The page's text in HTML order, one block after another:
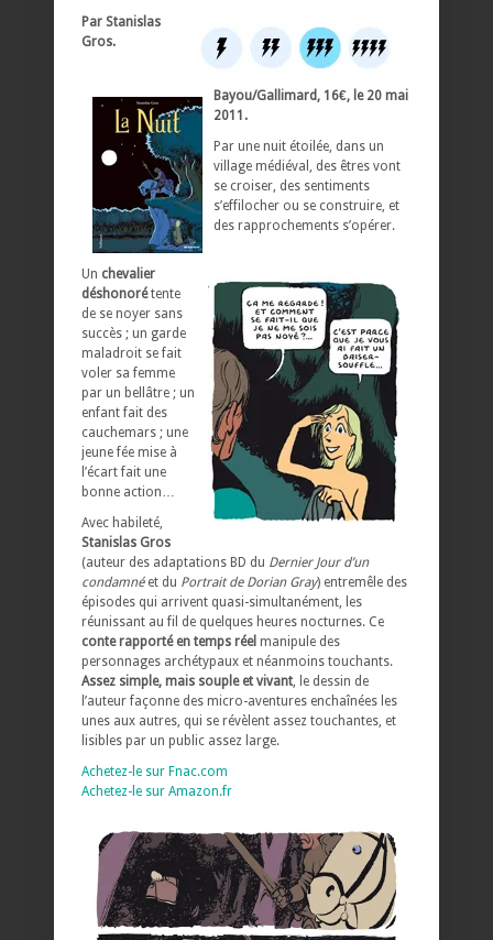
Par Stanislas
Gros.
Bayou/Gallimard, 16€, le 20 mai
2011.
Par une nuit étoilée, dans un
village médiéval, des êtres vont
se croiser, des sentiments
s’effilocher ou se construire, et
des rapprochements s’opérer.
Un chevalier
déshonorétente
de se noyer sans
succès ; un garde
maladroit se fait
voler sa femme
par un bellâtre ; un
enfant fait des
cauchemars ; une
jeune fée mise à
l’écart fait une
bonne action…
Avec habileté,
Stanislas Gros
(auteur des adaptations BD du Dernier Jour d’un
condamnéet du Portrait de Dorian Gray) entremêle des
épisodes qui arrivent quasi-simultanément, les
réunissant au fil de quelques heures nocturnes. Ce
conte rapporté en temps réel manipule des
personnages archétypaux et néanmoins touchants.
Assez simple, mais souple et vivant , le dessin de
l’auteur façonne des micro-aventures enchaînées les
unes aux autres, qui se révèlent assez touchantes, et
lisibles par un public assez large.
Achetez-le sur Fnac.com
Achetez-le sur Amazon.fr